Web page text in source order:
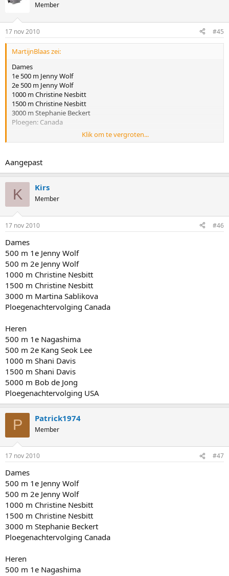
Member
17 nov 2010 #45
MartijnBlaas zei:
Dames
1e 500 m Jenny Wolf
2e 500 m Jenny Wolf
1000 m Christine Nesbitt
1500 m Christine Nesbitt
3000 m Stephanie Beckert
Ploegen: Canada
2e 500 m Keichero Nagashima
1000 m Shani Davis
5000 m Bob de Jong
Ploegen:USA
Klik om te vergroten...
Aangepast
K Kirs
Member
17 nov 2010 #46
Dames
500 m 1e Jenny Wolf
500 m 2e Jenny Wolf
1000 m Christine Nesbitt
1500 m Christine Nesbitt
3000 m Martina Sablikova
Ploegenachtervolging Canada
Heren
500 m 1e Nagashima
500 m 2e Kang Seok Lee
1000 m Shani Davis
1500 m Shani Davis
5000 m Bob de Jong
Ploegenachtervolging USA
P Patrick1974
Member
17 nov 2010 #47
Dames
500 m 1e Jenny Wolf
500 m 2e Jenny Wolf
1000 m Christine Nesbitt
1500 m Christine Nesbitt
3000 m Stephanie Beckert
Ploegenachtervolging Canada
Heren
500 m 1e Nagashima